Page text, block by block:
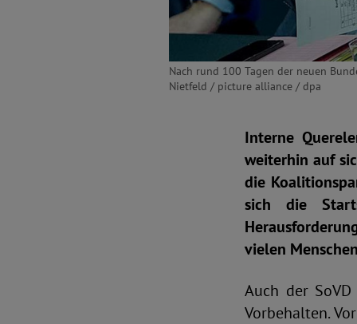
Nach rund 100 Tagen der neuen
Nietfeld / picture alliance / dpa
Interne
weiterhin auf
die
sich die
vielen
Auch der
Vorbehalten.